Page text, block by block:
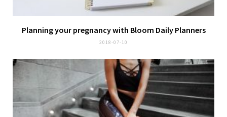
Planning your pregnancy with Bloom Daily Planners
2018-07-10